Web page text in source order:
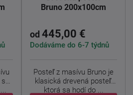
sú
Bruno 200x100cm
od 445,00 €
Dodáváme do 6-7 týdnů
Posteľ z masívu Bruno je
klasická drevená posteľ,
ktorá sa hodí do ...